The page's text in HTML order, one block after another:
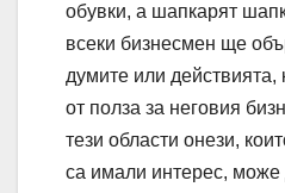
обувки, а шапкарят
всеки бизнесмен ще
думите или действията,
от полза за неговия
тези области онези,
са имали интерес, може